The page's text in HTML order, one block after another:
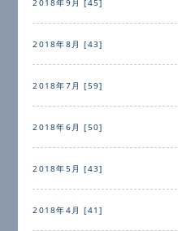
2018年8月 [43]
2018年7月 [59]
2018年6月 [50]
2018年5月 [43]
2018年4月 [41]